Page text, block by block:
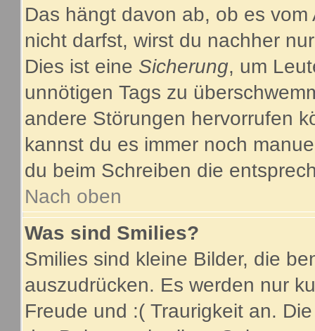
Das hängt davon ab, ob es
nicht darfst, wirst du nachher
Dies ist eine Sicherung, um
unnötigen Tags zu
andere Störungen hervorrufen
kannst du es immer noch
du beim Schreiben die
Nach oben
Was sind Smilies?
Smilies sind kleine Bilder, die
auszudrücken. Es werden nur
Freude und :( Traurigkeit an.